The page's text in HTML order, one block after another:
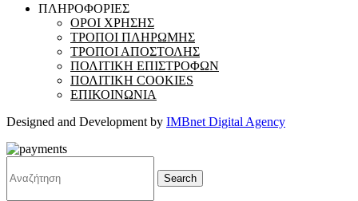
ΠΛΗΡΟΦΟΡΙΕΣ
ΟΡΟΙ ΧΡΗΣΗΣ
ΤΡΟΠΟΙ ΠΛΗΡΩΜΗΣ
ΤΡΟΠΟΙ ΑΠΟΣΤΟΛΗΣ
ΠΟΛΙΤΙΚΗ ΕΠΙΣΤΡΟΦΩΝ
ΠΟΛΙΤΙΚΗ COOKIES
ΕΠΙΚΟΙΝΩΝΙΑ
Designed and Development by IMBnet Digital Agency
Search